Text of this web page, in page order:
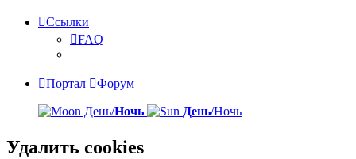
Ссылки
FAQ
Портал Форум
День/Ночь День/Ночь
Удалить cookies